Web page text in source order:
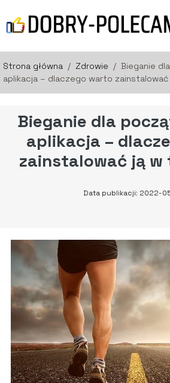
Strona główna / Zdrowie / Bieganie
aplikacja – dlaczego warto
Bieganie dla
aplikacja –
zainstalować ją w
Data publikacji: 2022-